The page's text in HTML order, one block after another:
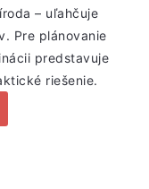
– uľahčuje
Pre plánovanie
predstavuje
riešenie.